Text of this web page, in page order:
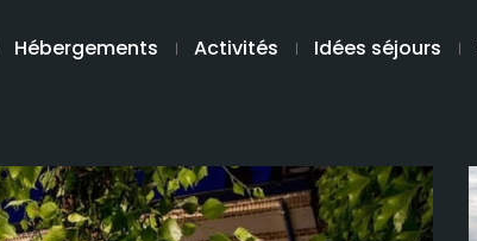
Hébergements Activités Idées séjours